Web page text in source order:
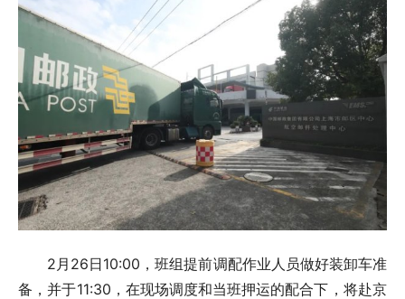
2月26日10:00，班组提前调配作业人员做好装卸车准
备，并于11:30，在现场调度和当班押运的配合下，将赴京